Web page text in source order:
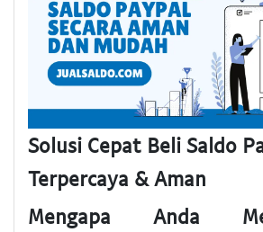
Solusi Cepat Beli Saldo
Terpercaya & Aman
Mengapa Anda